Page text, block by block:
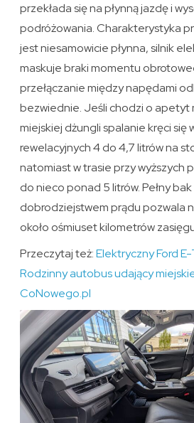
przekłada się na płynną jazdę i
podróżowania. Charakterystyka
jest niesamowicie płynna, silnik
maskuje braki momentu
przełączanie między napędami
bezwiednie. Jeśli chodzi o apetyt
miejskiej dżungli spalanie kręci się
rewelacyjnych 4 do 4,7 litrów na
natomiast w trasie przy wyższych
do nieco ponad 5 litrów. Pełny
dobrodziejstwem prądu pozwala
około ośmiuset kilometrów
Przeczytaj też:Elektryczny Ford
Rodzinny autobus udający
CoNowego.pl